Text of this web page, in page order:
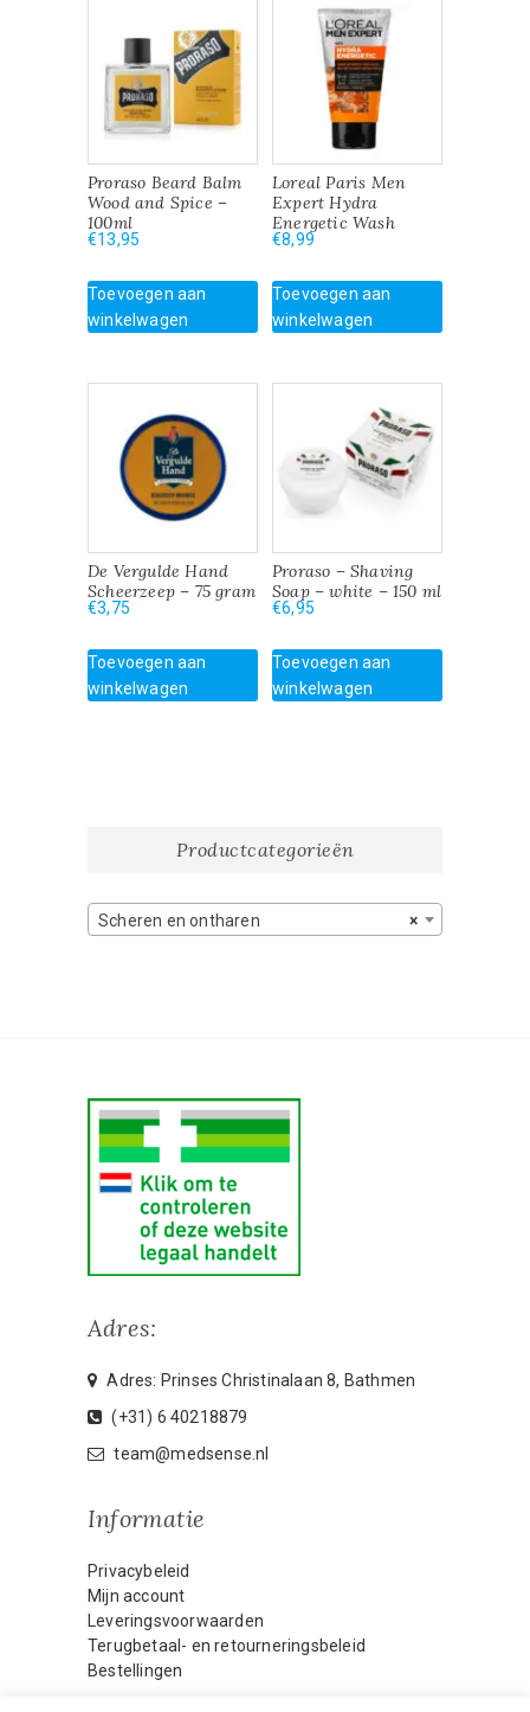
Proraso Beard Balm
Wood and Spice –
100ml
€13,95
Toevoegen aan
winkelwagen
Loreal Paris Men
Expert Hydra
Energetic Wash
€8,99
Toevoegen aan
winkelwagen
De Vergulde Hand
Scheerzeep – 75 gram
€3,75
Toevoegen aan
winkelwagen
Proraso – Shaving
Soap – white – 150 ml
€6,95
Toevoegen aan
winkelwagen
Productcategorieën
×
Scheren en ontharen
Adres:
Adres: Prinses Christinalaan 8, Bathmen
(+31) 6 40218879
team@medsense.nl
Informatie
Privacybeleid
Mijn account
Leveringsvoorwaarden
Terugbetaal- en retourneringsbeleid
Bestellingen